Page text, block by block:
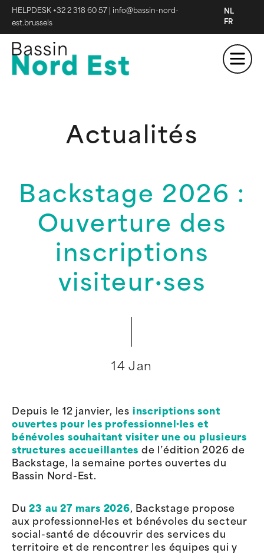
HELPDESK +32 2 318 60 57
info@bassin-nord-
est.brussels
NL
FR
Actualités
Backstage 2026 :
Ouverture des
inscriptions
visiteur·ses
14 Jan
Depuis le 12 janvier, les inscriptions sont
ouvertes pour les professionnel·les et
bénévoles souhaitant visiter une ou plusieurs
structures accueillantes de l’édition 2026 de
Backstage, la semaine portes ouvertes du
Bassin Nord-Est.
Du23 au 27 mars 2026, Backstage propose
aux professionnel·les et bénévoles du secteur
social-santé de découvrir des services du
territoire et de rencontrer les équipes qui y